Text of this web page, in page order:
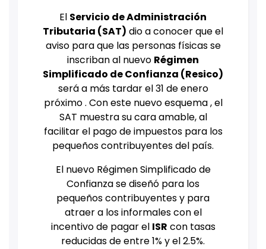
El Servicio de Administración
Tributaria (SAT) dio a conocer que el
aviso para que las personas físicas se
inscriban al nuevo Régimen
Simplificado de Confianza (Resico)
será a más tardar el 31 de enero
próximo . Con este nuevo esquema , el
SAT muestra su cara amable, al
facilitar el pago de impuestos para los
pequeños contribuyentes del país.
El nuevo Régimen Simplificado de
Confianza se diseñó para los
pequeños contribuyentes y para
atraer a los informales con el
incentivo de pagar el ISR con tasas
reducidas de entre 1% y el 2.5%.